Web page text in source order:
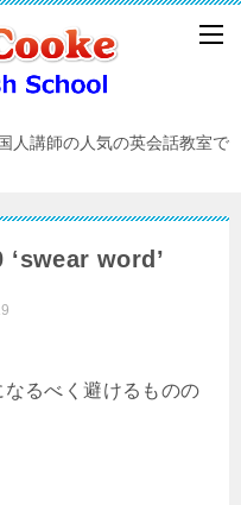
人講師の人気の英会話教室で
word’
るべく避けるものの